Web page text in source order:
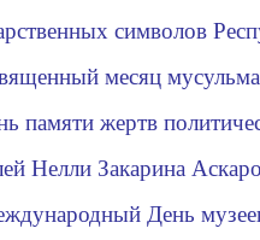
символов Р
месяц
памяти жертв
Нелли Закарина
День